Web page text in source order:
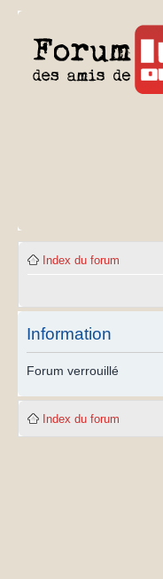
Index du forum
Information
Forum verrouillé
Index du forum